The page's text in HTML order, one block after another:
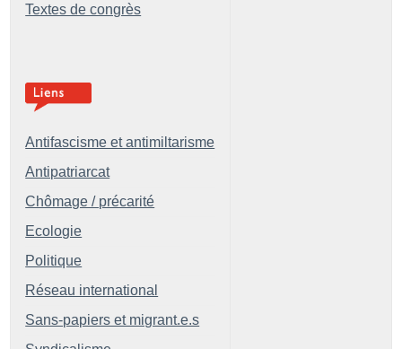
Textes de congrès
Antifascisme et antimiltarisme
Antipatriarcat
Chômage / précarité
Ecologie
Politique
Réseau international
Sans-papiers et migrant.e.s